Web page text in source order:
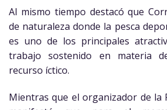
Al mismo tiempo destacó que
de naturaleza donde la pesca
es uno de los principales
trabajo sostenido en materia
recurso íctico.
Mientras que el organizador de la